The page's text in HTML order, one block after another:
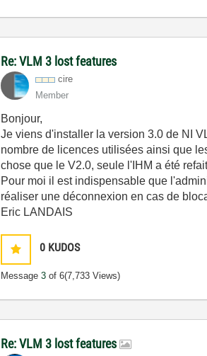
Re: VLM 3 lost features
cire
Member
Bonjour,
Je viens d'installer la version 3.0 de NI
nombre de licences utilisées ainsi que
chose que le V2.0, seule l'IHM a été
Pour moi il est indispensable que
réaliser une déconnexion en cas de
Eric LANDAIS
0 KUDOS
Message3 of 6(7,733 Views)
Re: VLM 3 lost features